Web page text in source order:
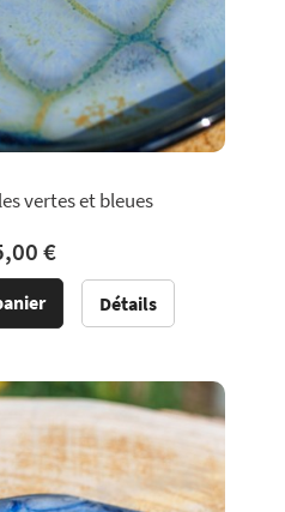
vertes et bleues
€
Détails